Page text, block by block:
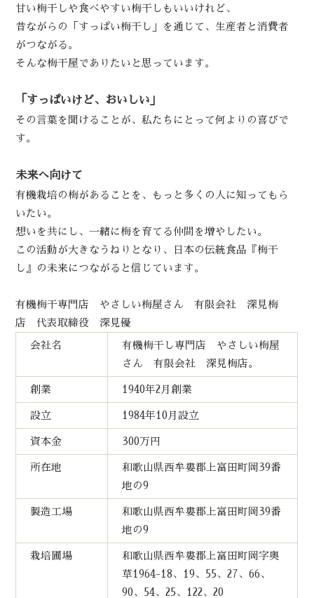
甘い梅干しや食べやすい梅干しもいいけれど、
昔ながらの「すっぱい梅干し」を通じて、生産者と消費者
がつながる。
そんな梅干屋でありたいと思っています。
「すっぱいけど、おいしい」
その言葉を聞けることが、私たちにとって何よりの喜びで
す。
未来へ向けて
有機栽培の梅があることを、もっと多くの人に知ってもら
いたい。
想いを共にし、一緒に梅を育てる仲間を増やしたい。
この活動が大きなうねりとなり、日本の伝統食品『梅干
し』の未来につながると信じています。
有機梅干専門店 やさしい梅屋さん 有限会社 深見梅
店 代表取締役 深見優
会社名
有機梅干し専門店 やさしい梅屋
さん 有限会社 深見梅店。
創業 1940年2月創業
設立 1984年10月設立
資本金 300万円
所在地
和歌山県西牟婁郡上富田町岡39番
地の9
製造工場
和歌山県西牟婁郡上富田町岡39番
地の9
栽培圃場
和歌山県西牟婁郡上富田町岡字奥
草1964-18、19、55、27、66、
90、54、25、122、20